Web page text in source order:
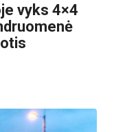
vyks 4×4